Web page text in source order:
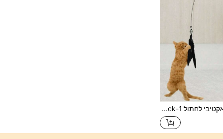
צעצוע אינטראקטיבי לחתול 1-Pack, מקל נוצות עם כוס יניקה חזקה, בסיס רצפה עם אחיזה עצמית וכוס יניקה, פד גירוד אינטראקטיבי, מתאים לפעילויות בתוך הבית ומחוץ לבית, אידיאלי לתרגול גירוד של חתולים בבית, צעצוע גורי חתול עם כוס יניקה רב-פעמית